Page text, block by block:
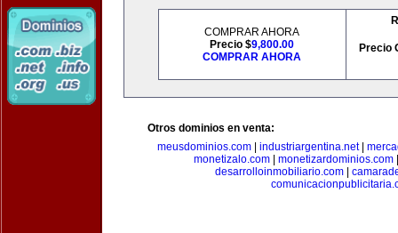
COMPRAR AHORA
Precio $9,800.00
COMPRAR AHORA
Precio
Otros dominios en venta:
meusdominios.com| industriargentina.net|
monetizalo.com| monetizardominios.com
desarrolloinmobiliario.com